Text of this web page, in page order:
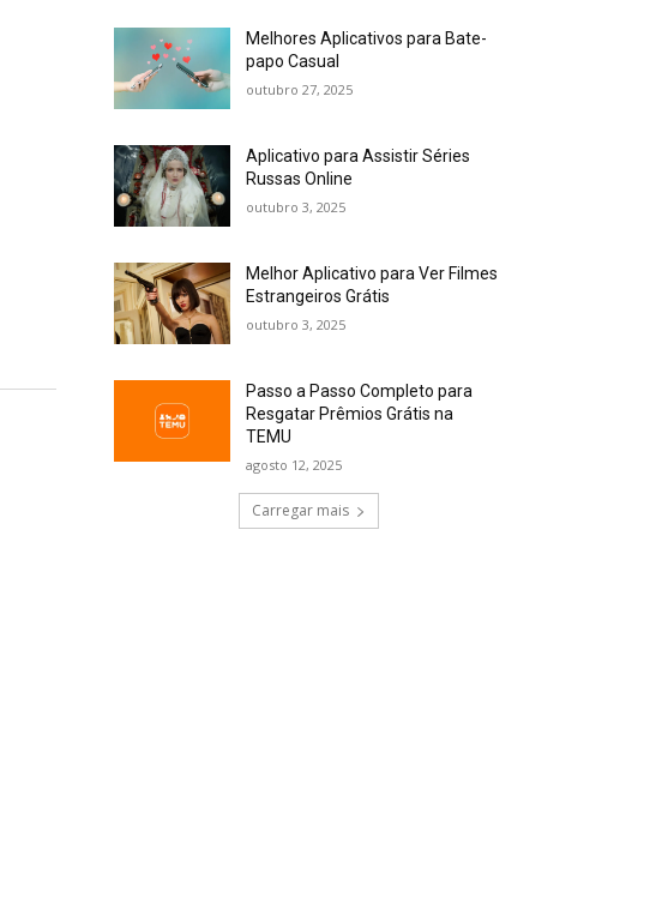
Melhores Aplicativos para Bate-
papo Casual
outubro 27, 2025
Aplicativo para Assistir Séries
Russas Online
outubro 3, 2025
Melhor Aplicativo para Ver Filmes
Estrangeiros Grátis
outubro 3, 2025
Passo a Passo Completo para
Resgatar Prêmios Grátis na
TEMU
agosto 12, 2025
Carregar mais